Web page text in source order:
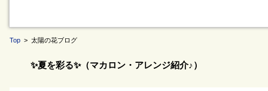
Top > 太陽の花ブログ
✨夏を彩る✨（マカロン・アレンジ紹介♪）